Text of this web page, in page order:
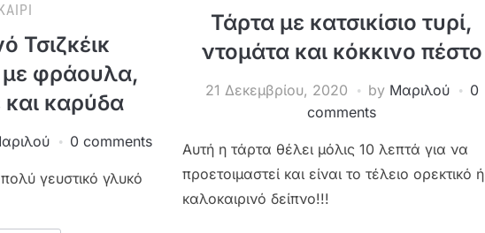
Τσιζκέικ
με φράουλα,
καρύδα
0 comments
γευστικό γλυκό
Τάρτα με κατσικίσιο τυρί,
ντομάτα και κόκκινο πέστο
21 Δεκεμβρίου, 2020 by Μαριλού
0
comments
Αυτή η τάρτα θέλει μόλις 10 λεπτά για να
προετοιμαστεί και είναι το τέλειο ορεκτικό ή
καλοκαιρινό δείπνο!!!